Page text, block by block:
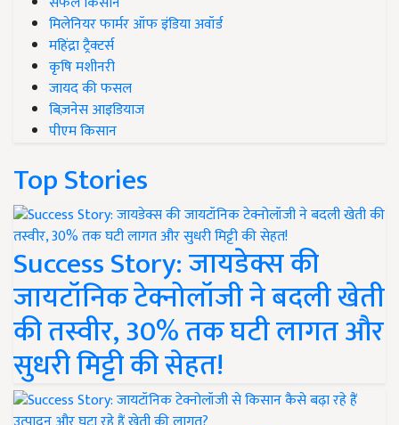
मिलेनियर फार्मर ऑफ इंडिया अवॉर्ड
महिंद्रा ट्रैक्टर्स
कृषि मशीनरी
जायद की फसल
बिज़नेस आइडियाज
पीएम किसान
Top Stories
Success Story: जायडेक्स की
जायटॉनिक टेक्नोलॉजी ने बदली खेती
की तस्वीर, 30% तक घटी लागत और
सुधरी मिट्टी की सेहत!